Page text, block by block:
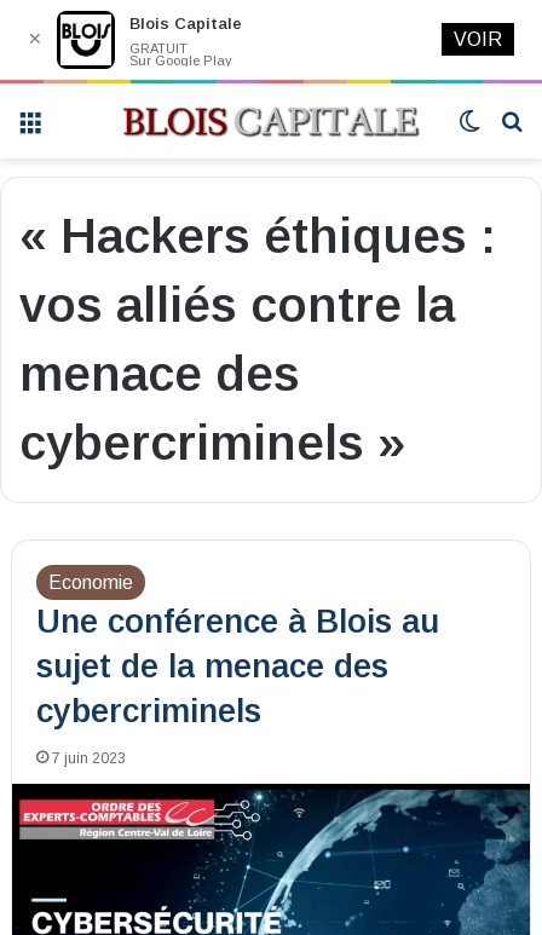
Switch
« Hackers éthiques :
vos alliés contre la
menace des
cybercriminels »
Economie
Une conférence à Blois au
sujet de la menace des
cybercriminels
7 juin 2023
✕
Blois Capitale
GRATUIT
Sur Google Play
VOIR